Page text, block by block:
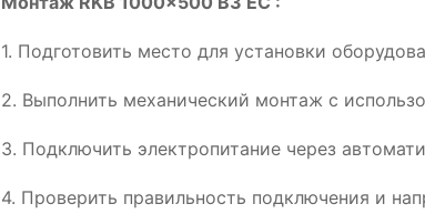
1. Подготовить место для установки
2. Выполнить механический монтаж с
3. Подключить электропитание через
4. Проверить правильность подключения и